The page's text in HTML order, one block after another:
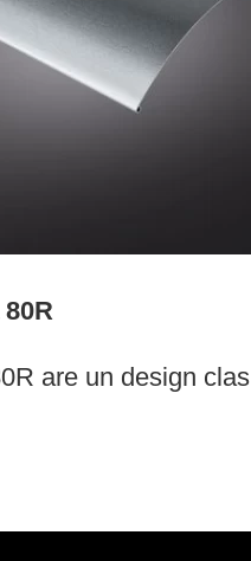
are un design